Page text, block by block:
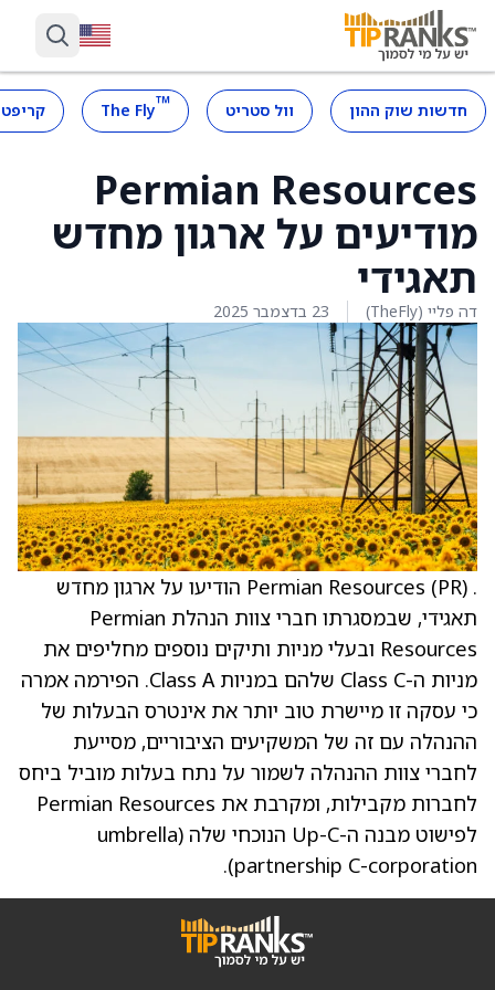
חדשות שוק ההון וול סטריט ™
The Fly
Permian Resources
מודיעים על ארגון מחדש
תאגידי
דה פליי (TheFly) 23 בדצמבר 2025
. Permian Resources (PR) הודיעו על ארגון מחדש
תאגידי, שבמסגרתו חברי צוות הנהלת Permian
Resources ובעלי מניות ותיקים נוספים מחליפים את
מניות ה-Class C שלהם במניות Class A. הפירמה אמרה
כי עסקה זו מיישרת טוב יותר את אינטרס הבעלות של
ההנהלה עם זה של המשקיעים הציבוריים, מסייעת
לחברי צוות ההנהלה לשמור על נתח בעלות מוביל ביחס
לחברות מקבילות, ומקרבת את Permian Resources
לפישוט מבנה ה-Up-C הנוכחי שלה (umbrella
partnership C-corporation).